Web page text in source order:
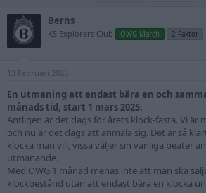
Berns
KS Explorers Club OWG March 2-Faktor
13 Februari 2025
En utmaning att endast bära en och
månads tid, start 1 mars 2025.
Äntligen är det dags för årets klock-fasta. Vi är
och nu är det dags att anmäla sig. Det är så
klocka man vill, vissa väljer sin vanliga beater
utmanande.
Med OWG 1 månad menas inte att man ska
klockbestånd utan att endast bära en klocka